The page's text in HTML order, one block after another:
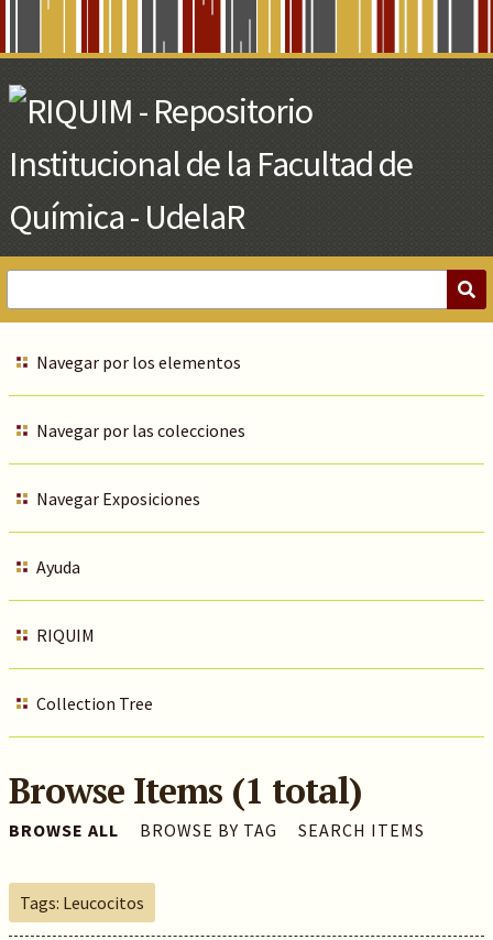
Main
Content
Navegar por los elementos
Navegar por las colecciones
Navegar Exposiciones
Ayuda
RIQUIM
Collection Tree
Browse Items (1 total)
BROWSE ALL BROWSE BY TAG SEARCH ITEMS
Tags: Leucocitos